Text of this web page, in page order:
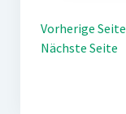
Vorherige Seite
Nächste Seite